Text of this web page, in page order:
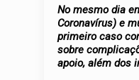
No mesmo dia
Coronavírus) e
primeiro caso
sobre
apoio, além dos